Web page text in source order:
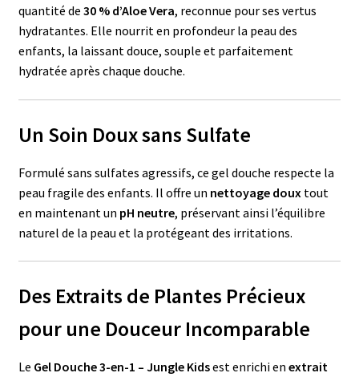
quantité de 30 % d’Aloe Vera, reconnue pour ses vertus
hydratantes. Elle nourrit en profondeur la peau des
enfants, la laissant douce, souple et parfaitement
hydratée après chaque douche.
Un Soin Doux sans Sulfate
Formulé sans sulfates agressifs, ce gel douche respecte la
peau fragile des enfants. Il offre un nettoyage doux tout
en maintenant un pH neutre, préservant ainsi l’équilibre
naturel de la peau et la protégeant des irritations.
Des Extraits de Plantes Précieux
pour une Douceur Incomparable
Le Gel Douche 3-en-1 – Jungle Kidsest enrichi en extrait